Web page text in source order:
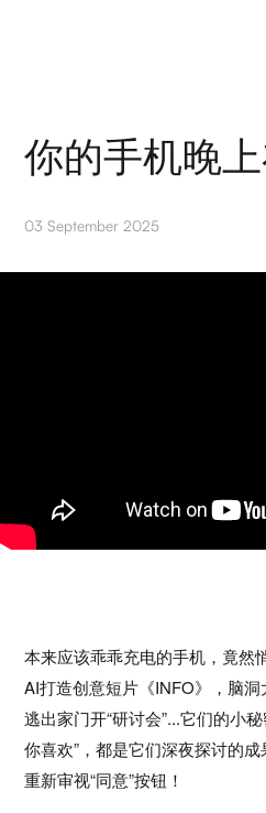
你的手机晚
03 September 2025
本来应该乖乖充电的手机，竟然
AI打造创意短片《INFO》，脑
逃出家门开“研讨会”...它们的小
你喜欢”，都是它们深夜探讨的
重新审视“同意”按钮！